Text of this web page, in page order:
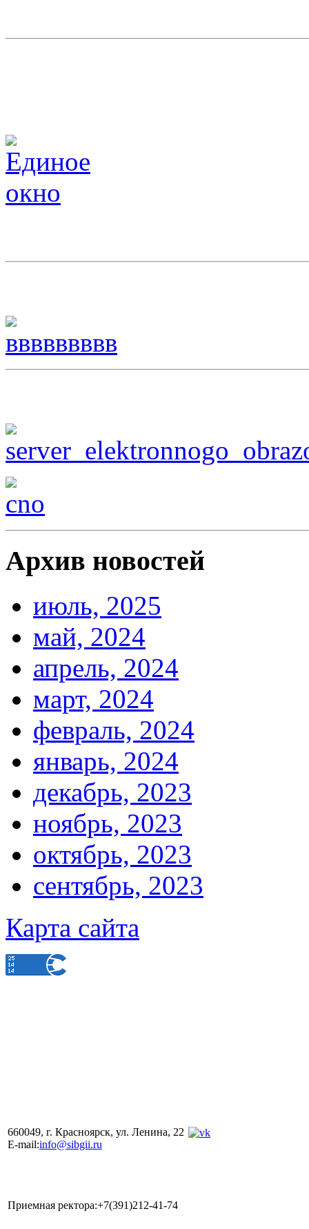
Архив новостей
июль, 2025
май, 2024
апрель, 2024
март, 2024
февраль, 2024
январь, 2024
декабрь, 2023
ноябрь, 2023
октябрь, 2023
сентябрь, 2023
Карта сайта
660049, г. Красноярск, ул. Ленина, 22
E-mail:info@sibgii.ru
Приемная ректора:+7(391)212-41-74